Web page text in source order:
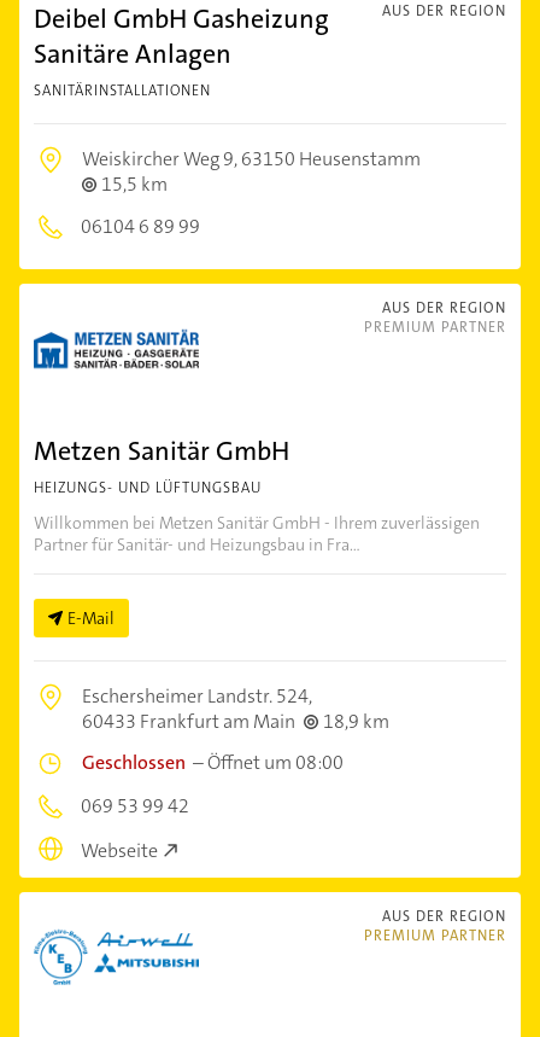
AUS DER REGION
Deibel GmbH Gasheizung
Sanitäre Anlagen
SANITÄRINSTALLATIONEN
Weiskircher Weg 9,63150 Heusenstamm
15,5 km
06104 6 89 99
AUS DER REGION
PREMIUM PARTNER
Metzen Sanitär GmbH
HEIZUNGS- UND LÜFTUNGSBAU
Willkommen bei Metzen Sanitär GmbH - Ihrem zuverlässigen
Partner für Sanitär- und Heizungsbau in Fra...
E-Mail
Eschersheimer Landstr. 524,
60433 Frankfurt am Main
18,9 km
Geschlossen –Öffnet um 08:00
069 53 99 42
Webseite
AUS DER REGION
PREMIUM PARTNER